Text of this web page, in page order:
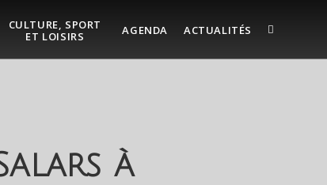
CULTURE, SPORT
ET LOISIRS
AGENDA ACTUALITÉS
à